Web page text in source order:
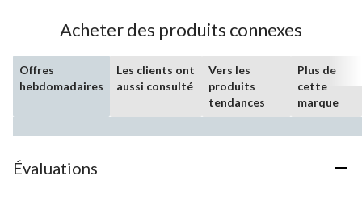
Acheter des produits connexes
Offres
hebdomadaires
Les clients ont
aussi consulté
Vers les
produits
tendances
Plus de
cette
marque
Évaluations